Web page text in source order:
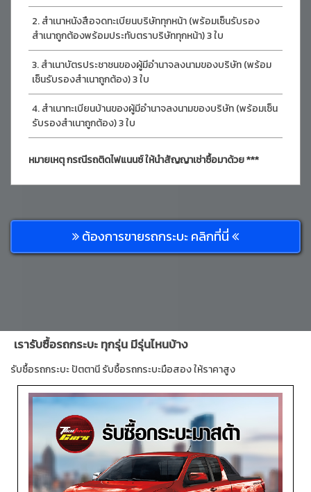
สำเนาหนังสือจดทะเบียนบริษัททุกหน้า (พร้อมเซ็นรับรอง
สำเนาถูกต้องพร้อมประทับตราบริษัททุกหน้า) 3 ใบ
สำเนาบัตรประชาชนของผู้มีอำนาจลงนามของบริษัท (พร้อม
เซ็นรับรองสำเนาถูกต้อง) 3 ใบ
สำเนาทะเบียนบ้านของผู้มีอำนาจลงนามของบริษัท (พร้อมเซ็น
รับรองสำเนาถูกต้อง) 3 ใบ
หมายเหตุ กรณีรถติดไฟแนนซ์ ให้นำสัญญาเช่าซื้อมาด้วย ***
ต้องการขายรถกระบะ คลิกที่นี่
เรารับซื้อรถกระบะ ทุกรุ่น มีรุ่นไหนบ้าง
รับซื้อรถกระบะ ปัตตานี รับซื้อรถกระบะมือสอง ให้ราคาสูง